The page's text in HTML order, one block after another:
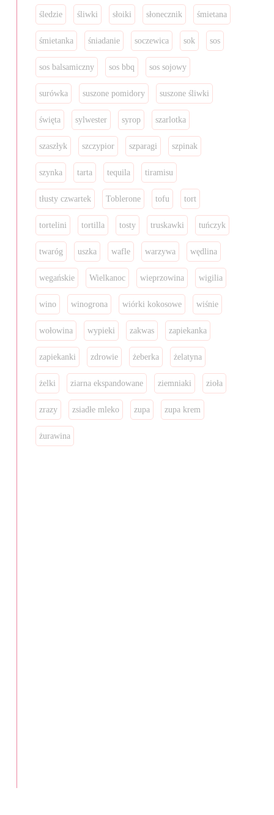
śledzie śliwki słoiki słonecznik śmietana
śmietanka śniadanie soczewica sok sos
sos balsamiczny sos bbq sos sojowy
surówka suszone pomidory suszone śliwki
święta sylwester syrop szarlotka
szaszłyk szczypior szparagi szpinak
szynka tarta tequila tiramisu
tłusty czwartek Toblerone tofu tort
tortelini tortilla tosty truskawki tuńczyk
twaróg uszka wafle warzywa wędlina
wegańskie Wielkanoc wieprzowina wigilia
wino winogrona wiórki kokosowe wiśnie
wołowina wypieki zakwas zapiekanka
zapiekanki zdrowie żeberka żelatyna
żelki ziarna ekspandowane ziemniaki zioła
zrazy zsiadłe mleko zupa zupa krem
żurawina